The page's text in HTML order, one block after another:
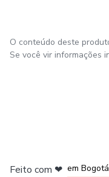
O conteúdo deste
Se você vir informações
Feito com ❤ em Bogotá